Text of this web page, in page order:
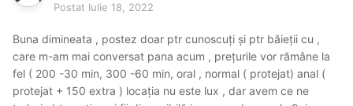
Postat Iulie 18, 2022
Buna dimineata , postez doar ptr cunoscuți și ptr băieții cu ,
care m-am mai conversat pana acum , prețurile vor rămâne la
fel ( 200 -30 min, 300 -60 min, oral , normal ( protejat) anal (
protejat + 150 extra ) locația nu este lux , dar avem ce ne